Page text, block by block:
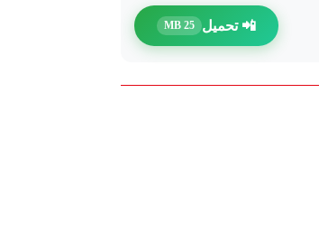
📲 تحميل 25 MB